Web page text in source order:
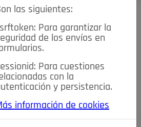
Bicicletas Deportes y Ocio
Electrodomésticos
Construcción y Reformas
Accesorios Ropa Motor
y Accesorios Motos Ocio
las siguientes:
Para garantizar la
de los envíos en
Para cuestiones
con la
y persistencia.
información de cookies